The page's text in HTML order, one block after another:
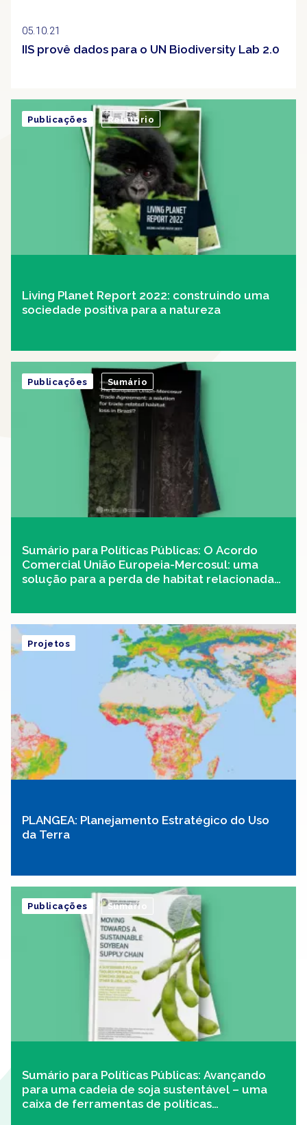
05.10.21
IIS provê dados para o UN Biodiversity Lab 2.0
Living Planet Report 2022: construindo uma
sociedade positiva para a natureza
Publicações Relatório
Sumário para Políticas Públicas: O Acordo
Comercial União Europeia-Mercosul: uma
solução para a perda de habitat relacionada
Publicações Sumário
PLANGEA: Planejamento Estratégico do Uso
da Terra
Projetos
Sumário para Políticas Públicas: Avançando
para uma cadeia de soja sustentável – uma
caixa de ferramentas de políticas
Publicações Sumário